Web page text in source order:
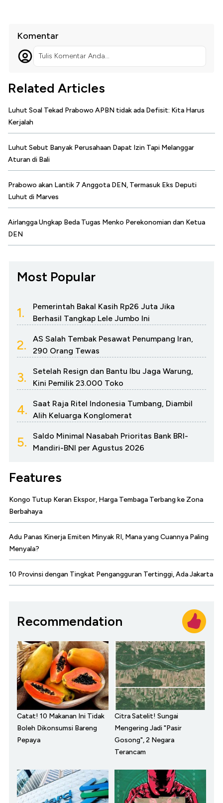
Komentar
Tulis Komentar Anda...
Related Articles
Luhut Soal Tekad Prabowo APBN tidak ada Defisit: Kita Harus
Kerjalah
Luhut Sebut Banyak Perusahaan Dapat Izin Tapi Melanggar
Aturan di Bali
Prabowo akan Lantik 7 Anggota DEN, Termasuk Eks Deputi
Luhut di Marves
Airlangga Ungkap Beda Tugas Menko Perekonomian dan Ketua
DEN
Most Popular
1.
Pemerintah Bakal Kasih Rp26 Juta Jika
Berhasil Tangkap Lele Jumbo Ini
2.
AS Salah Tembak Pesawat Penumpang Iran,
290 Orang Tewas
3.
Setelah Resign dan Bantu Ibu Jaga Warung,
Kini Pemilik 23.000 Toko
4.
Saat Raja Ritel Indonesia Tumbang, Diambil
Alih Keluarga Konglomerat
5.
Saldo Minimal Nasabah Prioritas Bank BRI-
Mandiri-BNI per Agustus 2026
Features
Kongo Tutup Keran Ekspor, Harga Tembaga Terbang ke Zona
Berbahaya
Adu Panas Kinerja Emiten Minyak RI, Mana yang Cuannya Paling
Menyala?
10 Provinsi dengan Tingkat Pengangguran Tertinggi, Ada Jakarta
Recommendation
Catat! 10 Makanan Ini Tidak
Boleh Dikonsumsi Bareng
Pepaya
Citra Satelit! Sungai
Mengering Jadi "Pasir
Gosong", 2 Negara
Terancam